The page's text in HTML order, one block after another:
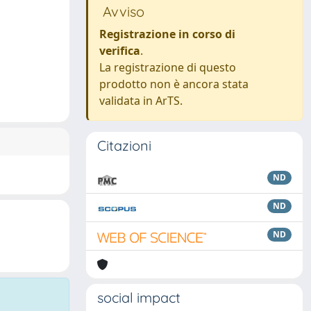
Avviso
Registrazione in corso di
verifica.
La registrazione di questo
prodotto non è ancora stata
validata in ArTS.
Citazioni
ND
ND
ND
social impact